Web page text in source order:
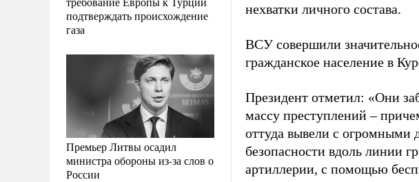
подтверждать происхождение
газа
Премьер Литвы осадил
министра обороны из-за слов о
России
нехватки личного состава.
ВСУ совершили
гражданское население в
Президент отметил: «Они
массу преступлений –
оттуда вывели с огромными
безопасности вдоль линии
артиллерии, с помощью